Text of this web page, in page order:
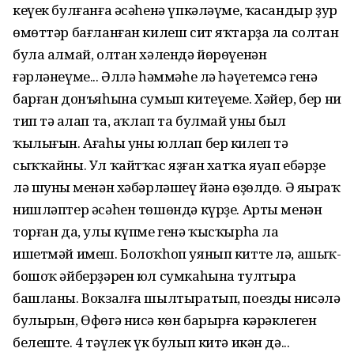
кеүек булғанға әсәһенә үпкәләүме, ҡасандыр ҙур
өмөттәр бағланған килеш сит яҡтарҙа ла солтан
була алмай, олтан хәлендә йөрөүенән
ғәрләнеүме... Әллә һәммәһе лә һәүетемсә генә
барған донъяһына сумып китеүеме. Хәйер, бер ни
тип тә аңлап та, аҡлап та булмай уның был
ҡылығын. Ағаһы уны юллап бер килеп тә
сыҡҡайны. Ул ҡайтҡас яҙған хатҡа яуап ебәрҙе
лә шуның менән хәбәрләшеү йәнә өҙөлдө. Ә яңыраҡ
нишләптер әсәһен төшөндә күрҙе. Арты менән
торған да, улы күпме генә ҡысҡырһа ла
ишетмәй имеш. Болоҡһоп уянып китте лә, ашыҡ-
бошоҡ әйберҙәрен юл сумкаһына тултыра
башланы. Вокзалға шылтыратып, поездың нисәлә
булырын, Өфөгә нисә көн барырға кәрәклеген
белеште. 4 тәүлек үк булып китә икән дә...